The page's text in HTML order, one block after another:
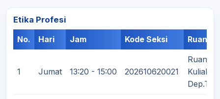
Etika Profesi
No.
Hari Jam Kode Seksi
1 Jumat 13:20 - 15:00 202610620021
Ruang
Kuliah